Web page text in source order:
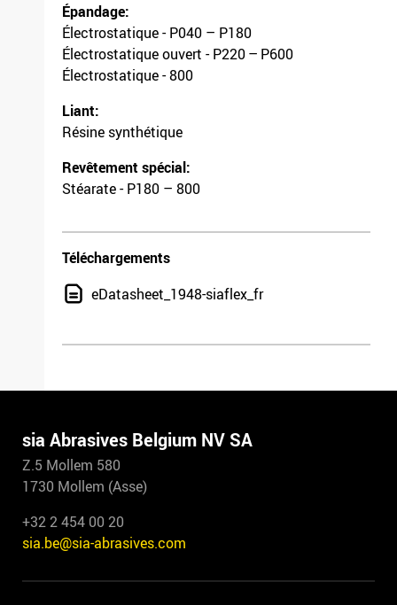
Épandage:
Électrostatique - P040 – P180
Électrostatique ouvert - P220 – P600
Électrostatique - 800
Liant:
Résine synthétique
Revêtement spécial:
Stéarate - P180 – 800
Téléchargements
eDatasheet_1948-siaflex_fr
sia Abrasives Belgium NV SA
Z.5 Mollem 580
1730 Mollem (Asse)
+32 2 454 00 20
sia.be@sia-abrasives.com